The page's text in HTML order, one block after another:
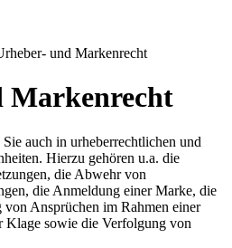
und Markenrecht
Markenrecht
auch in urheber­rechtlichen und
Hierzu gehören u.a. die
die Abwehr von
die Anmeldung einer Marke, die
Ansprüchen im Rahmen einer
Klage sowie die Verfolgung von